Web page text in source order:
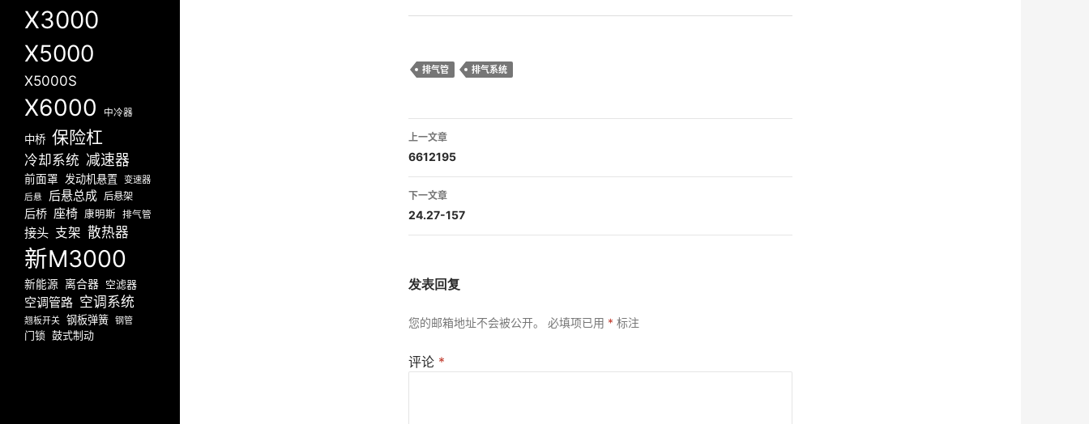
排气管 排气系统
文
章
导
航
上一文章
6612195
下一文章
24.27-157
发表回复
您的邮箱地址不会被公开。 必填项已用 * 标注
评论 *
X3000
X5000
X5000S
X6000 中冷器
中桥 保险杠
冷却系统 减速器
前面罩 发动机悬置 变速器
后悬 后悬总成 后悬架
后桥 座椅 康明斯 排气管
接头 支架 散热器
新M3000
新能源 离合器 空滤器
空调管路 空调系统
翘板开关 钢板弹簧 钢管
门锁 鼓式制动